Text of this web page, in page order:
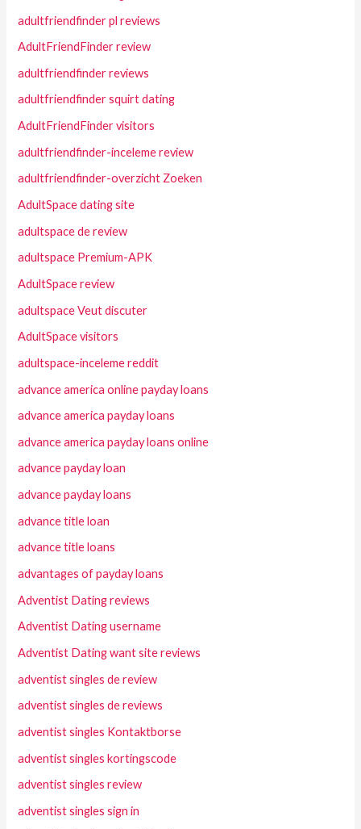
adultfriendfinder pl reviews
AdultFriendFinder review
adultfriendfinder reviews
adultfriendfinder squirt dating
AdultFriendFinder visitors
adultfriendfinder-inceleme review
adultfriendfinder-overzicht Zoeken
AdultSpace dating site
adultspace de review
adultspace Premium-APK
AdultSpace review
adultspace Veut discuter
AdultSpace visitors
adultspace-inceleme reddit
advance america online payday loans
advance america payday loans
advance america payday loans online
advance payday loan
advance payday loans
advance title loan
advance title loans
advantages of payday loans
Adventist Dating reviews
Adventist Dating username
Adventist Dating want site reviews
adventist singles de review
adventist singles de reviews
adventist singles Kontaktborse
adventist singles kortingscode
adventist singles review
adventist singles sign in